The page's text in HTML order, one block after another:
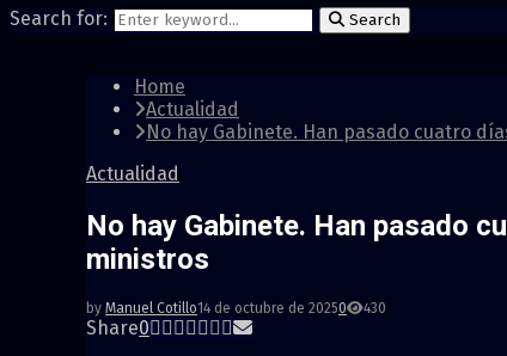
Search for: Search
Home
Actualidad
No hay Gabinete. Han pasado cuatro
Actualidad
No hay Gabinete. Han pasado
ministros
by Manuel Cotillo14 de octubre de 20250 430
Share0